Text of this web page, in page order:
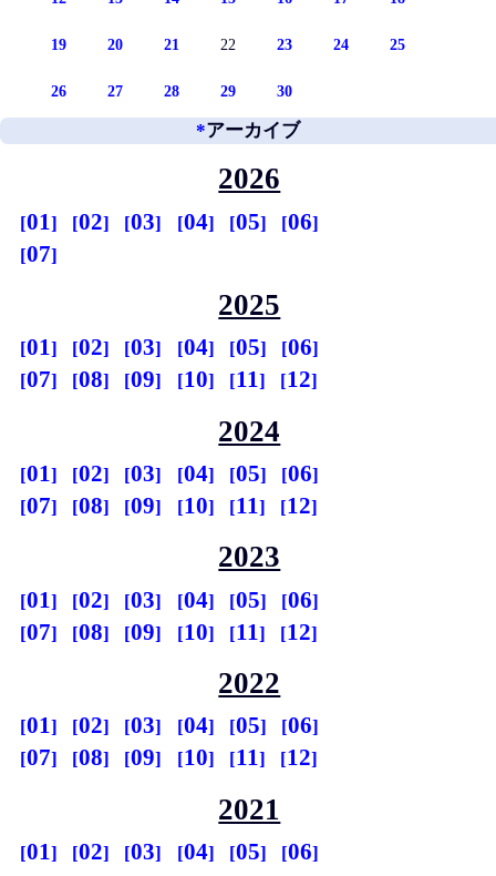
19 20 21 22 23 24 25
26 27 28 29 30
*アーカイブ
2026
01 02 03 04 05
06
07
2025
01 02 03 04 05
06
07
08 09 10 11 12
2024
01 02 03 04 05
06
07
08 09 10 11 12
2023
01 02 03 04 05
06
07
08 09 10 11 12
2022
01 02 03 04 05
06
07
08 09 10 11 12
2021
01 02 03 04 05
06